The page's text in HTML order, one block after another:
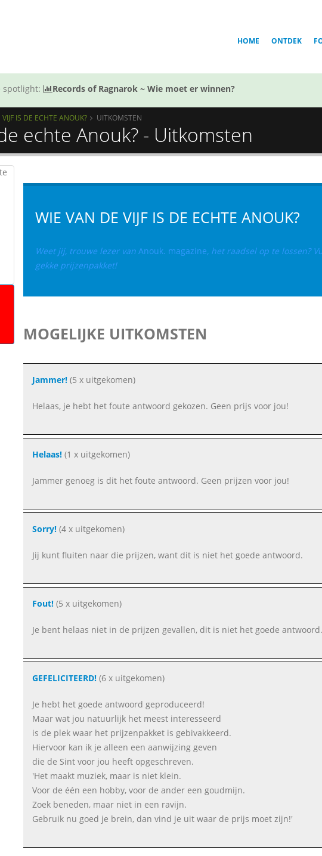
HOME ONTDEK
spotlight: Records of Ragnarok ~ Wie moet er winnen?
IS DE ECHTE ANOUK? UITKOMSTEN
echte Anouk? - Uitkomsten
WIE VAN DE VIJF IS DE ECHTE ANOUK?
Weet jij, trouwe lezer van Anouk. magazine, het raadsel op te lossen?
gekke prijzenpakket!
MOGELIJKE UITKOMSTEN
Jammer!(5 x uitgekomen)
Helaas, je hebt het foute antwoord gekozen. Geen prijs voor jou!
Helaas!(1 x uitgekomen)
Jammer genoeg is dit het foute antwoord. Geen prijzen voor jou!
Sorry!(4 x uitgekomen)
Jij kunt fluiten naar die prijzen, want dit is niet het goede antwoord.
Fout!(5 x uitgekomen)
Je bent helaas niet in de prijzen gevallen, dit is niet het goede antwoord.
GEFELICITEERD!(6 x uitgekomen)
Je hebt het goede antwoord geproduceerd!
Maar wat jou natuurlijk het meest interesseerd
is de plek waar het prijzenpakket is gebivakkeerd.
Hiervoor kan ik je alleen een aanwijzing geven
die de Sint voor jou heeft opgeschreven.
'Het maakt muziek, maar is niet klein.
Voor de één een hobby, voor de ander een goudmijn.
Zoek beneden, maar niet in een ravijn.
Gebruik nu goed je brein, dan vind je uit waar de prijs moet zijn!'